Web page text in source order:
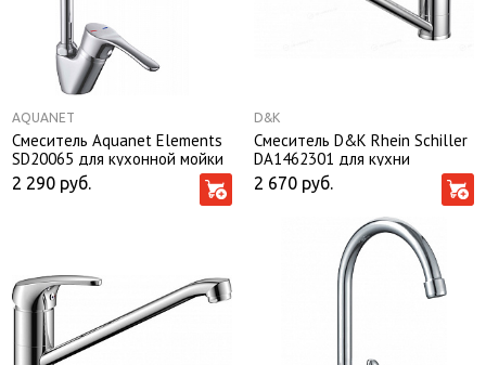
AQUANET
Смеситель Aquanet Elements
SD20065 для кухонной мойки
2 290 руб.
D&K
Смеситель D&K Rhein Schiller
DA1462301 для кухни
2 670 руб.